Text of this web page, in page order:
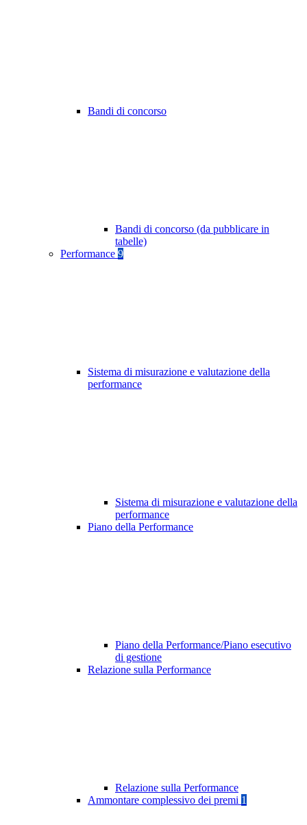
Bandi di concorso
Bandi di concorso (da pubblicare in
tabelle)
Performance 9
Sistema di misurazione e valutazione della
performance
Sistema di misurazione e valutazione della
performance
Piano della Performance
Piano della Performance/Piano esecutivo
di gestione
Relazione sulla Performance
Relazione sulla Performance
Ammontare complessivo dei premi 1